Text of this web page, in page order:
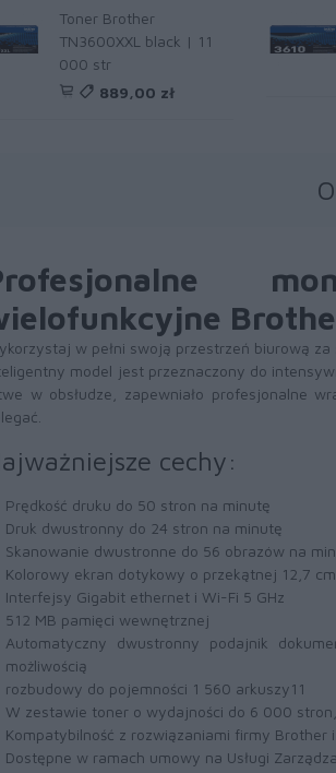
Toner Brother
TN3600XXL black | 11
000 str
889,00 zł
w pełni swoją przestrzeń biurową
model jest przeznaczony do
w obsłudze, zapewniało profesjonalne
cechy:
Prędkość druku do 50 stron na minutę
Druk dwustronny do 24 stron na minutę
Skanowanie dwustronne do 56 obrazów na
Kolorowy ekran dotykowy o przekątnej 12,7 cm
Interfejsy Gigabit ethernet i Wi-Fi 5 GHz
512 MB pamięci wewnętrznej
Automatyczny dwustronny podajnik
możliwością
rozbudowy do pojemności 1 560 arkuszy11
W zestawie toner o wydajności do 6 000
Kompatybilność z rozwiązaniami firmy Brother
Dostępne w ramach umowy na Usługi